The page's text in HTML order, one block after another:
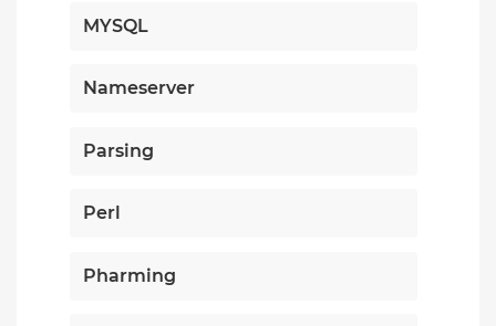
MYSQL
Nameserver
Parsing
Perl
Pharming